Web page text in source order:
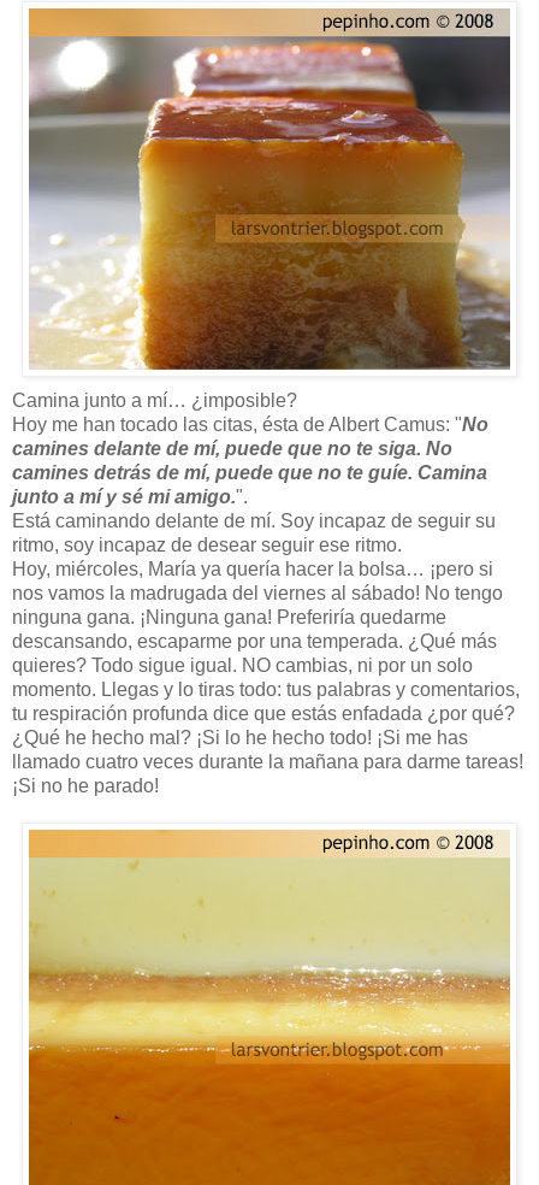
Camina junto a mí… ¿imposible?
Hoy me han tocado las citas, ésta de Albert Camus: "No
camines delante de mí, puede que no te siga. No
camines detrás de mí, puede que no te guíe. Camina
junto a mí y sé mi amigo.".
Está caminando delante de mí. Soy incapaz de seguir su
ritmo, soy incapaz de desear seguir ese ritmo.
Hoy, miércoles, María ya quería hacer la bolsa… ¡pero si
nos vamos la madrugada del viernes al sábado! No tengo
ninguna gana. ¡Ninguna gana! Preferiría quedarme
descansando, escaparme por una temperada. ¿Qué más
quieres? Todo sigue igual. NO cambias, ni por un solo
momento. Llegas y lo tiras todo: tus palabras y comentarios,
tu respiración profunda dice que estás enfadada ¿por qué?
¿Qué he hecho mal? ¡Si lo he hecho todo! ¡Si me has
llamado cuatro veces durante la mañana para darme tareas!
¡Si no he parado!